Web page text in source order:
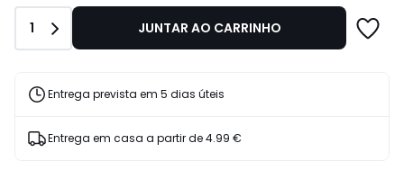
29.99
€
de
desconto
Quantidade
1 JUNTAR AO CARRINHO
Entrega prevista em 5 dias úteis
Entrega em casa a partir de4.99 €